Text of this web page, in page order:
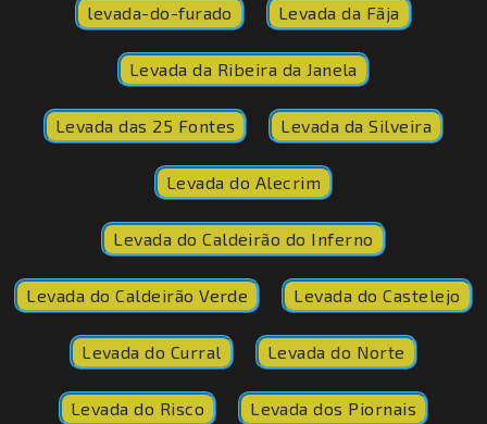
levada-do-furado Levada da Fãja
Levada da Ribeira da Janela
Levada das 25 Fontes Levada da Silveira
Levada do Alecrim
Levada do Caldeirão do Inferno
Levada do Caldeirão Verde Levada do Castelejo
Levada do Curral Levada do Norte
Levada do Risco Levada dos Piornais